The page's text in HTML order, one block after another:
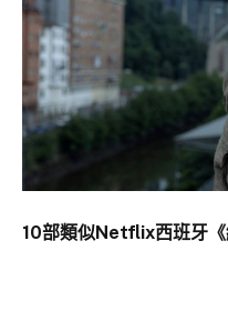
10部類似Netflix西班牙